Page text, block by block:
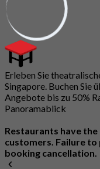
Erleben Sie
Singapore. Buchen
Angebote bis zu 50%
Panoramablick
Restaurants have
customers. Failure to
booking cancellation.